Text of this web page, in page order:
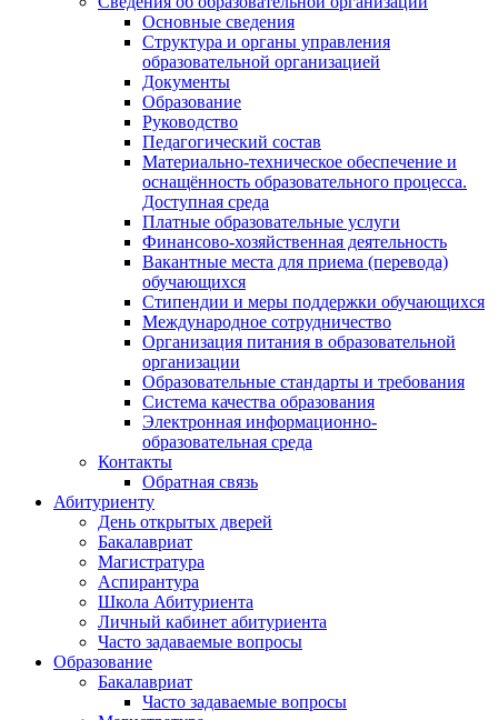
Основные сведения
Структура и органы управления
образовательной организацией
Документы
Образование
Руководство
Педагогический состав
Материально-техническое обеспечение и
оснащённость образовательного процесса.
Доступная среда
Платные образовательные услуги
Финансово-хозяйственная деятельность
Вакантные места для приема (перевода)
обучающихся
Стипендии и меры поддержки обучающихся
Международное сотрудничество
Организация питания в образовательной
организации
Образовательные стандарты и требования
Система качества образования
Электронная информационно-
образовательная среда
Контакты
Обратная связь
Абитуриенту
День открытых дверей
Бакалавриат
Магистратура
Аспирантура
Школа Абитуриента
Личный кабинет абитуриента
Часто задаваемые вопросы
Образование
Бакалавриат
Часто задаваемые вопросы